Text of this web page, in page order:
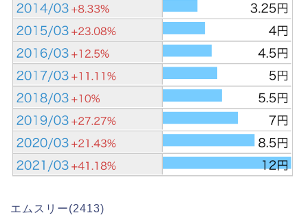
エムスリー(2413)